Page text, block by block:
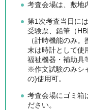
考査会場は、敷地
第1次考査当日に
受験票、鉛筆（
（計時機能のみ
末は時計として使
福祉機器・補助具
※作文試験のみシ
の)使用可。
考査会場にゴミ箱
ださい。